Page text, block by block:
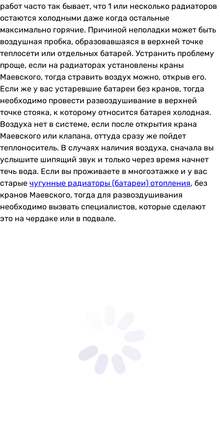
работ часто так бывает, что 1 или несколько радиаторов
остаются холодными даже когда остальные
максимально горячие. Причиной неполадки может быть
воздушная пробка, образовавшаяся в верхней точке
теплосети или отдельных батарей. Устранить проблему
проще, если на радиаторах установлены краны
Маевского, тогда стравить воздух можно, открыв его.
Если же у вас устаревшие батареи без кранов, тогда
необходимо провести развоздушивание в верхней
точке стояка, к которому относится батарея холодная.
Воздуха нет в системе, если после открытия крана
Маевского или клапана, оттуда сразу же пойдет
теплоноситель. В случаях наличия воздуха, сначала вы
услышите шипящий звук и только через время начнет
течь вода. Если вы проживаете в многоэтажке и у вас
старые чугунные радиаторы (батареи) отопления, без
кранов Маевского, тогда для развоздушивания
необходимо вызвать специалистов, которые сделают
это на чердаке или в подвале.